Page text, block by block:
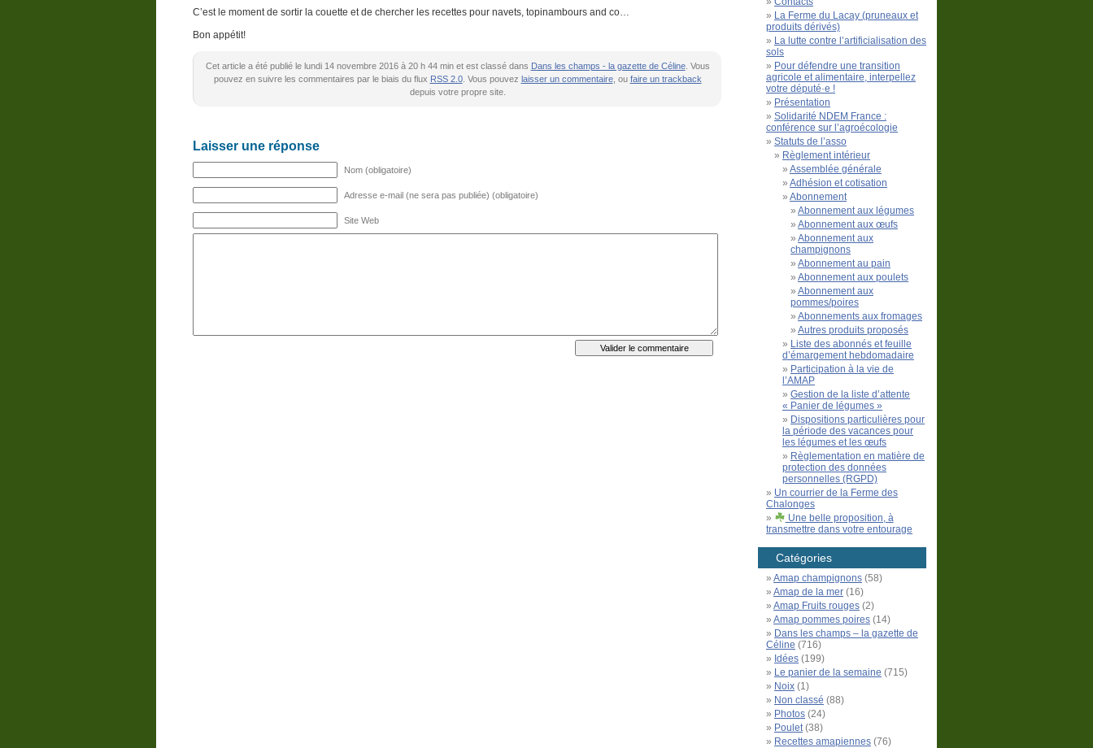
C’est le moment de sortir la couette et de chercher les recettes pour navets, topinambours and co…
Bon appétit!
Cet article a été publié le lundi 14 novembre 2016 à 20 h 44 min et est classé dans Dans les champs - la gazette de Céline. Vous
pouvez en suivre les commentaires par le biais du flux RSS 2.0. Vous pouvez laisser un commentaire, ou faire un trackback
depuis votre propre site.
Laisser une réponse
Nom (obligatoire)
Adresse e-mail (ne sera pas publiée) (obligatoire)
Site Web
La Ferme du Lacay (pruneaux et
produits dérivés)
La lutte contre l’artificialisation des
sols
Pour défendre une transition
agricole et alimentaire, interpellez
votre député·e !
Présentation
Solidarité NDEM France :
conférence sur l’agroécologie
Statuts de l’asso
Règlement intérieur
Assemblée générale
Adhésion et cotisation
Abonnement
Abonnement aux légumes
Abonnement aux œufs
Abonnement aux
champignons
Abonnement au pain
Abonnement aux poulets
Abonnement aux
pommes/poires
Abonnements aux fromages
Autres produits proposés
Liste des abonnés et feuille
d’émargement hebdomadaire
Participation à la vie de
l’AMAP
Gestion de la liste d’attente
« Panier de légumes »
Dispositions particulières pour
la période des vacances pour
les légumes et les œufs
Règlementation en matière de
protection des données
personnelles (RGPD)
Un courrier de la Ferme des
Chalonges
Une belle proposition, à
transmettre dans votre entourage
Catégories
Amap champignons (58)
Amap de la mer (16)
Amap Fruits rouges (2)
Amap pommes poires (14)
Dans les champs – la gazette de
Céline (716)
Idées (199)
Le panier de la semaine (715)
Noix (1)
Non classé (88)
Photos (24)
Poulet(38)
Recettes amapiennes (76)